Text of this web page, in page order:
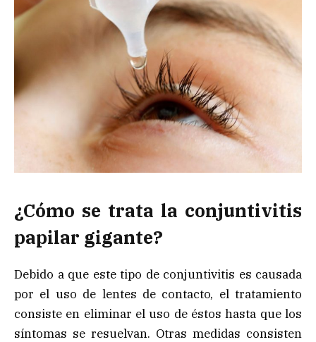
¿Cómo se trata la conjuntivitis
papilar gigante?
Debido a que este tipo de conjuntivitis es causada
por el uso de lentes de contacto, el tratamiento
consiste en eliminar el uso de éstos hasta que los
síntomas se resuelvan. Otras medidas consisten